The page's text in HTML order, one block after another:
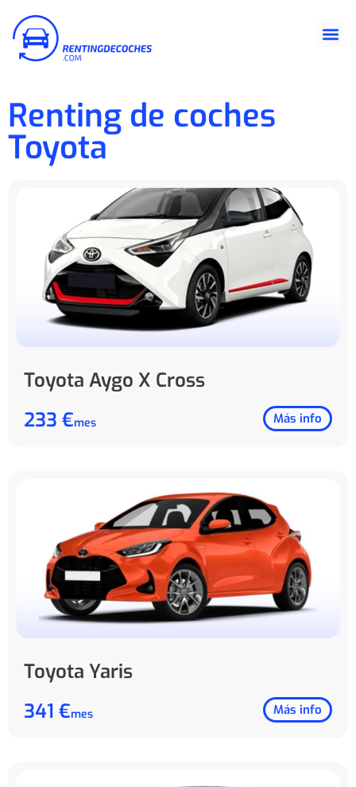
Renting de coches
Toyota
Toyota Aygo X Cross
233 €mes Más info
Toyota Yaris
341 €mes Más info